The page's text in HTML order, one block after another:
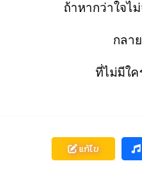
ถ้าหากว่าใจไม่
กลา
ที่ไม่มีใค
แก้ไข